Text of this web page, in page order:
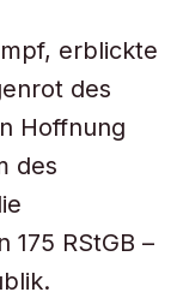
erblickte
des
Hoffnung
des
RStGB –